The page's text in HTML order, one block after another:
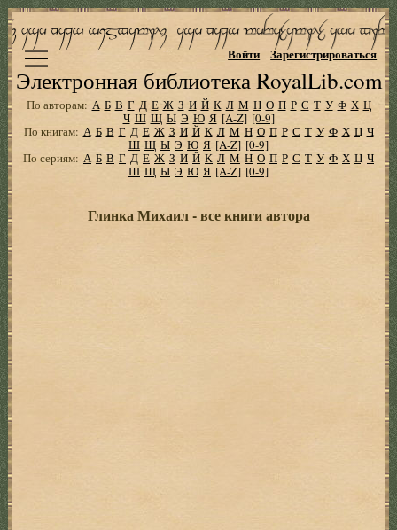
Электронная библиотека RoyalLib.com
Войти Зарегистрироваться
По авторам: А Б В Г Д Е Ж З И Й К Л М Н О П Р С Т У Ф Х Ц
Ч Ш Щ Ы Э Ю Я [A-Z] [0-9]
По книгам: А Б В Г Д Е Ж З И Й К Л М Н О П Р С Т У Ф Х Ц Ч
Ш Щ Ы Э Ю Я [A-Z] [0-9]
По сериям: А Б В Г Д Е Ж З И Й К Л М Н О П Р С Т У Ф Х Ц Ч
Ш Щ Ы Э Ю Я [A-Z] [0-9]
Глинка Михаил - все книги автора